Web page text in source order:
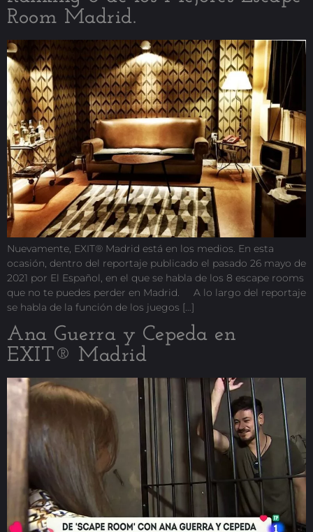
Room Madrid.
Nuevamente, EXIT® Madrid está en los medios. En esta
ocasión, dentro del reportaje publicado el pasado 26 mayo de
2021 por El Español, en el que se habla de los 8 escape rooms
que no te puedes perder en Madrid. A lo largo del reportaje
se habla de la función de los juegos […]
Ana Guerra y Cepeda en
EXIT® Madrid